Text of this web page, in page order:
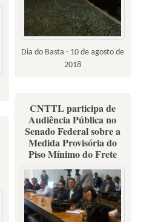
Dia do Basta - 10 de agosto de
2018
CNTTL participa de
Audiência Pública no
Senado Federal sobre a
Medida Provisória do
Piso Mínimo do Frete